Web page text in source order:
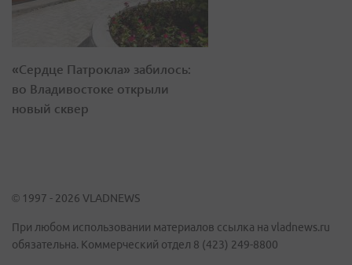
«Сердце Патрокла» забилось:
во Владивостоке открыли
новый сквер
© 1997 - 2026 VLADNEWS
При любом использовании материалов ссылка на vladnews.ru
обязательна. Коммерческий отдел 8 (423) 249-8800